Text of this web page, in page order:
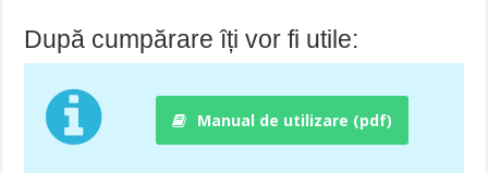
După cumpărare îți vor fi utile:
Manual de utilizare (pdf)